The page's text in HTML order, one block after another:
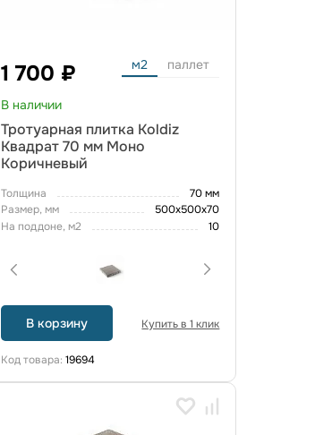
1 700 ₽ м2 паллет
В наличии
Тротуарная плитка Koldiz
Квадрат 70 мм Моно
Коричневый
Толщина
70 мм
Размер, мм
500х500х70
На поддоне, м2
10
В корзину Купить в 1 клик
Код товара:19694